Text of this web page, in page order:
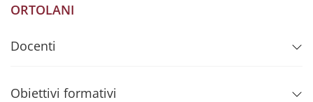
ORTOLANI
Docenti
Obiettivi formativi